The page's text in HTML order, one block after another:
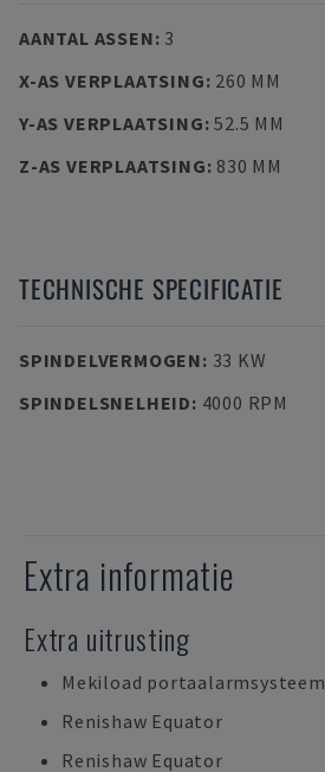
AANTAL ASSEN: 3
X-AS VERPLAATSING: 260 MM
Y-AS VERPLAATSING:52.5 MM
Z-AS VERPLAATSING: 830 MM
TECHNISCHE SPECIFICATIE
SPINDELVERMOGEN: 33 KW
SPINDELSNELHEID: 4000 RPM
Extra informatie
Extra uitrusting
Mekiload portaalarmsysteem
Renishaw Equator
Renishaw Equator